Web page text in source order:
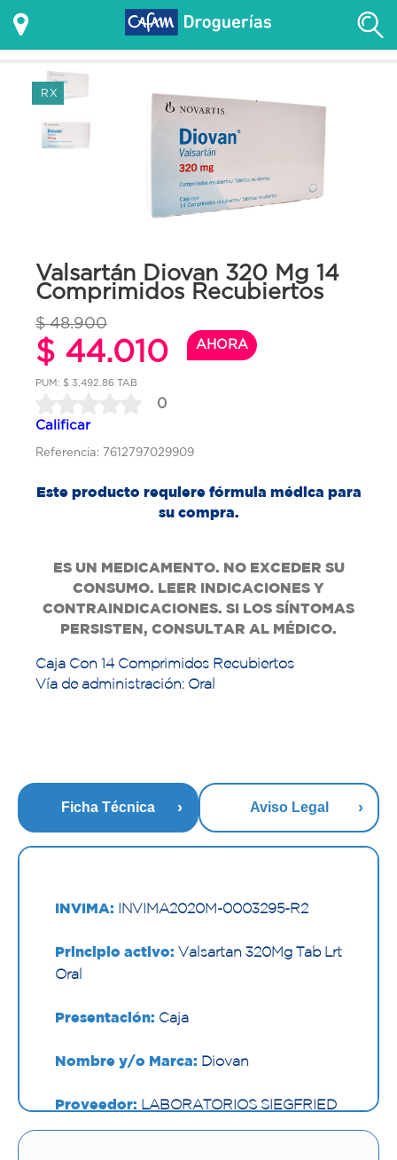
RX
Valsartán Diovan 320 Mg 14
Comprimidos Recubiertos
$ 48.900
$ 44.010 AHORA
PUM: $ 3,492.86 TAB
0
Calificar
Referencia: 7612797029909
Este producto requiere fórmula médica para
su compra.
ES UN MEDICAMENTO. NO EXCEDER SU
CONSUMO. LEER INDICACIONES Y
CONTRAINDICACIONES. SI LOS SÍNTOMAS
PERSISTEN, CONSULTAR AL MÉDICO.
Caja Con 14 Comprimidos Recubiertos
Vía de administración: Oral
Ficha Técnica Aviso Legal
INVIMA: INVIMA2020M-0003295-R2
Principio activo: Valsartan 320Mg Tab Lrt
Oral
Presentación: Caja
Nombre y/o Marca: Diovan
Proveedor: LABORATORIOS SIEGFRIED
S.A